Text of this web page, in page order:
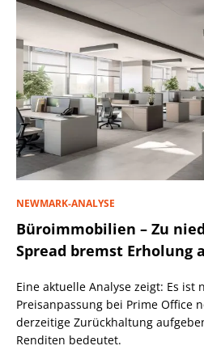
NEWMARK-ANALYSE
Büroimmobilien – Zu
Spread bremst Erholung
Eine aktuelle Analyse zeigt: Es ist
Preisanpassung bei Prime Office
derzeitige Zurückhaltung
Renditen bedeutet.